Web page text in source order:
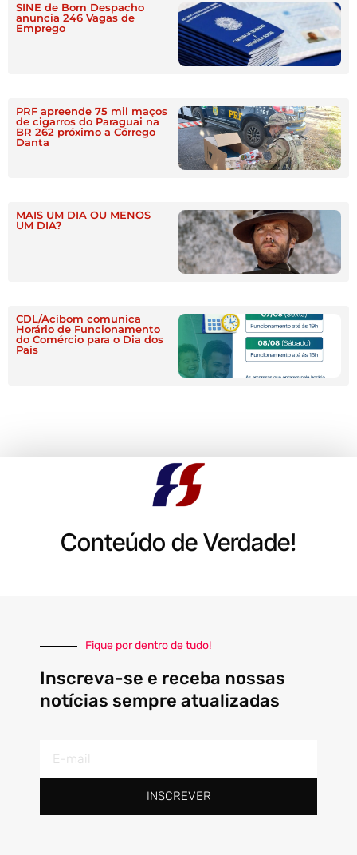
SINE de Bom Despacho
anuncia 246 Vagas de
Emprego
PRF apreende 75 mil maços
de cigarros do Paraguai na
BR 262 próximo a Córrego
Danta
MAIS UM DIA OU MENOS
UM DIA?
CDL/Acibom comunica
Horário de Funcionamento
do Comércio para o Dia dos
Pais
Conteúdo de Verdade!
Fique por dentro de tudo!
Inscreva-se e receba nossas
notícias sempre atualizadas
mail
INSCREVER